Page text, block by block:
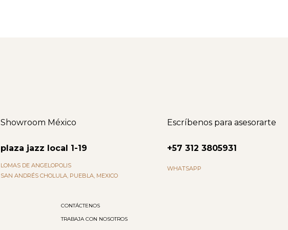
Showroom México
plaza jazz local 1-19
LOMAS DE ANGELOPOLIS
SAN ANDRÉS CHOLULA, PUEBLA, MEXICO
Escríbenos para asesorarte
+57 312 3805931
WHATSAPP
CONTÁCTENOS
TRABAJA CON NOSOTROS